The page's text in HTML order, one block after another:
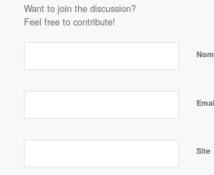
Want to join the discussion?
Feel free to contribute!
Site